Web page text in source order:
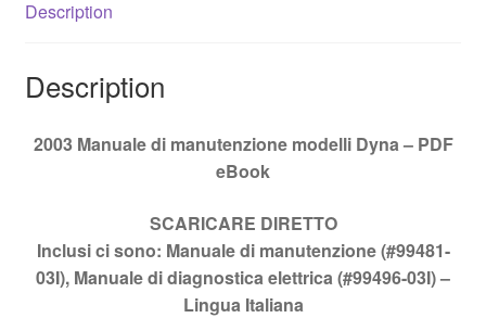
Description
Description
2003 Manuale di manutenzione modelli Dyna – PDF
eBook
SCARICARE DIRETTO
Inclusi ci sono: Manuale di manutenzione (#99481-
03I), Manuale di diagnostica elettrica (#99496-03I) –
Lingua Italiana